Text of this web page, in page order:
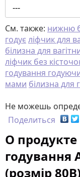
См. также: нижню
годує ліфчик для
білизна для
ліфчик без
годування
мами білизна для
Не можешь
Поделиться
О продукте
годування
(розмір